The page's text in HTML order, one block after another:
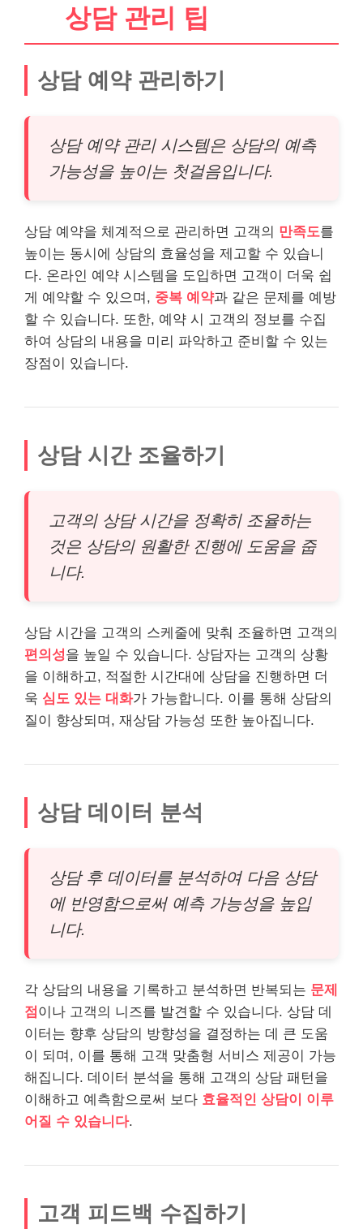
상담 관리 팁
상담 예약 관리하기
상담 예약 관리 시스템은 상담의 예측
가능성을 높이는 첫걸음입니다.
상담 예약을 체계적으로 관리하면 고객의 만족도를
높이는 동시에 상담의 효율성을 제고할 수 있습니
다. 온라인 예약 시스템을 도입하면 고객이 더욱 쉽
게 예약할 수 있으며, 중복 예약과 같은 문제를 예방
할 수 있습니다. 또한, 예약 시 고객의 정보를 수집
하여 상담의 내용을 미리 파악하고 준비할 수 있는
장점이 있습니다.
상담 시간 조율하기
고객의 상담 시간을 정확히 조율하는
것은 상담의 원활한 진행에 도움을 줍
니다.
상담 시간을 고객의 스케줄에 맞춰 조율하면 고객의
편의성을 높일 수 있습니다. 상담자는 고객의 상황
을 이해하고, 적절한 시간대에 상담을 진행하면 더
욱 심도 있는 대화가 가능합니다. 이를 통해 상담의
질이 향상되며, 재상담 가능성 또한 높아집니다.
상담 데이터 분석
상담 후 데이터를 분석하여 다음 상담
에 반영함으로써 예측 가능성을 높입
니다.
각 상담의 내용을 기록하고 분석하면 반복되는 문제
점 이나 고객의 니즈를 발견할 수 있습니다. 상담 데
이터는 향후 상담의 방향성을 결정하는 데 큰 도움
이 되며, 이를 통해 고객 맞춤형 서비스 제공이 가능
해집니다. 데이터 분석을 통해 고객의 상담 패턴을
이해하고 예측함으로써 보다 효율적인 상담이 이루
어질 수 있습니다.
고객 피드백 수집하기